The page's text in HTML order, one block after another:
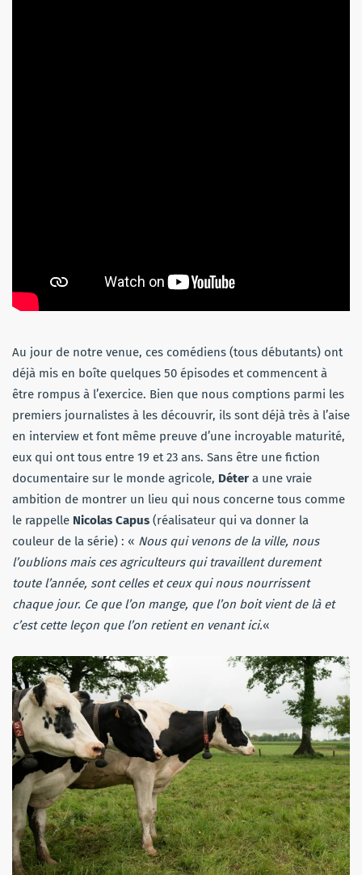
Au jour de notre venue, ces comédiens (tous débutants) ont
déjà mis en boîte quelques 50 épisodes et commencent à
être rompus à l’exercice. Bien que nous comptions parmi les
premiers journalistes à les découvrir, ils sont déjà très à l’aise
en interview et font même preuve d’une incroyable maturité,
eux qui ont tous entre 19 et 23 ans. Sans être une fiction
documentaire sur le monde agricole, Déter a une vraie
ambition de montrer un lieu qui nous concerne tous comme
le rappelle Nicolas Capus (réalisateur qui va donner la
couleur de la série) : « Nous qui venons de la ville, nous
l’oublions mais ces agriculteurs qui travaillent durement
toute l’année, sont celles et ceux qui nous nourrissent
chaque jour. Ce que l’on mange, que l’on boit vient de là et
c’est cette leçon que l’on retient en venant ici.«